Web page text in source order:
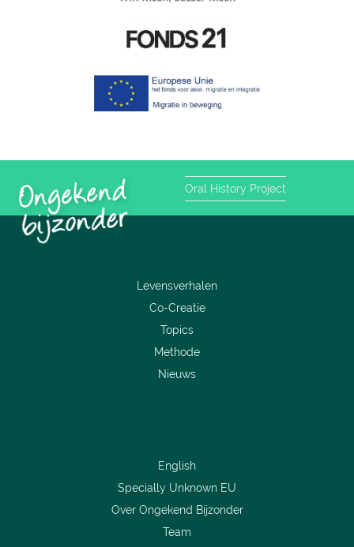
Oral History Project
Levensverhalen
Co-Creatie
Topics
Methode
Nieuws
English
Specially Unknown EU
Over Ongekend Bijzonder
Team